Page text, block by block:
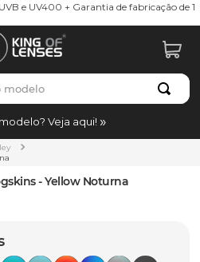
e UV400 + Garantia de fabricação de 1
modelo
Veja aqui!
- Yellow Noturna